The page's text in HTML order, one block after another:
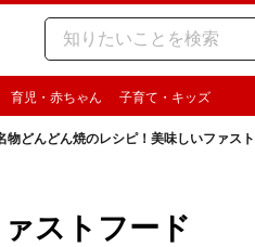
育児・赤ちゃん 子育て・キッズ
物どんどん焼のレシピ！美味しいファス
ストフード